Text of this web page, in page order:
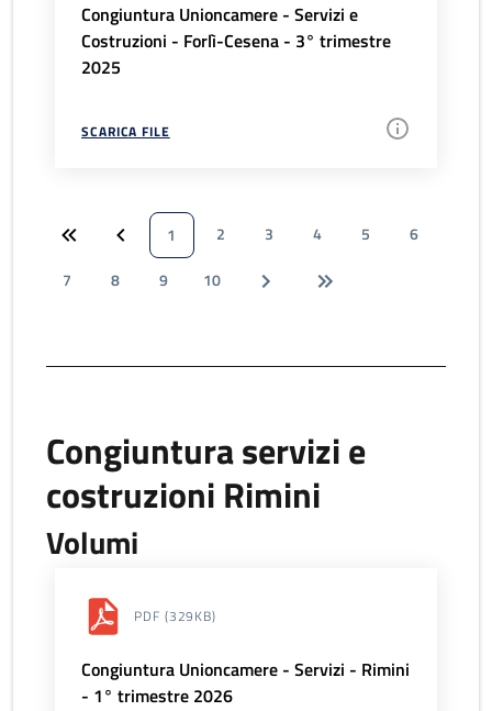
Congiuntura Unioncamere - Servizi e
Costruzioni - Forlì-Cesena - 3° trimestre
2025
SCARICA FILE
1 2 3 4 5
6
7
8 9 10
Congiuntura servizi e
costruzioni Rimini
Volumi
PDF (329KB)
Congiuntura Unioncamere - Servizi - Rimini
- 1° trimestre 2026